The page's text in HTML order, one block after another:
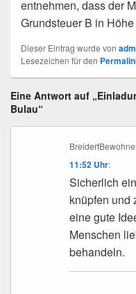
entnehmen, dass der
Grundsteuer B in
Dieser Eintrag wurde von
Lesezeichen für den
Eine Antwort auf
Bulau“
11:52 Uhr:
Sicherlich
knüpfen und
eine gute
Menschen
behandeln.